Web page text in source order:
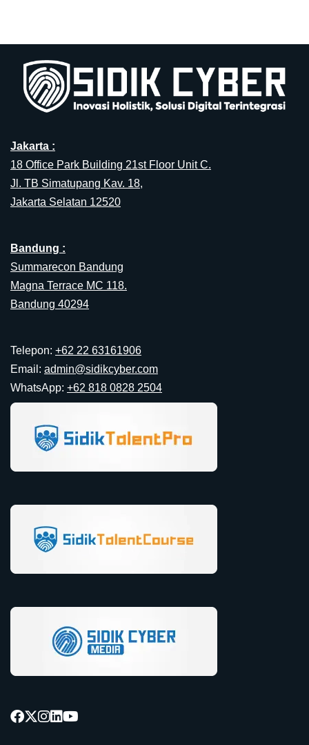
Jakarta :
18 Office Park Building 21st Floor Unit C.
Jl. TB Simatupang Kav. 18,
Jakarta Selatan 12520
Bandung :
Summarecon Bandung
Magna Terrace MC 118.
Bandung 40294
Telepon: +62 22 63161906
Email: admin@sidikcyber.com
WhatsApp: +62 818 0828 2504